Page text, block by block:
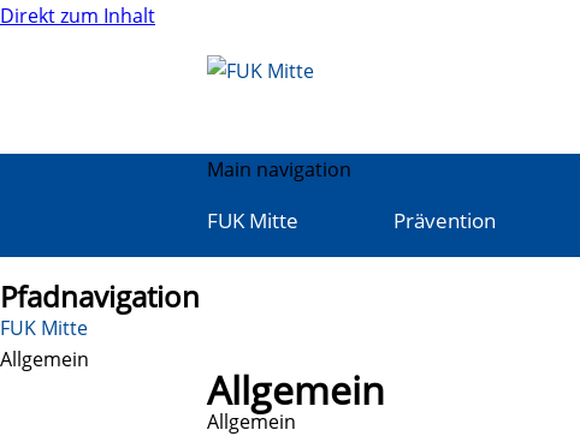
Direkt zum Inhalt
Main navigation
FUK Mitte Prävention
Pfadnavigation
FUK Mitte
Allgemein
Allgemein
Allgemein